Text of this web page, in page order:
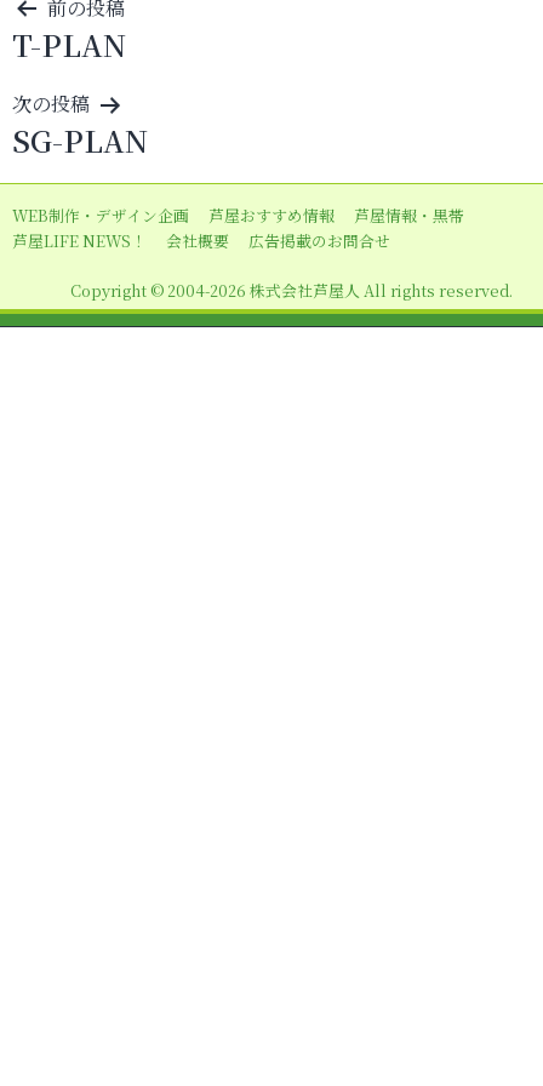
投
稿
ナ
ビ
ゲ
ー
シ
ン
前の投稿
T-PLAN
次の投稿
SG-PLAN
WEB制作・デザイン企画 芦屋おすすめ情報
芦屋情報・黒帯
芦屋LIFE NEWS！
会社概要 広告掲載のお問合せ
Copyright © 2004-2026 株式会社芦屋人 All rights reserved.